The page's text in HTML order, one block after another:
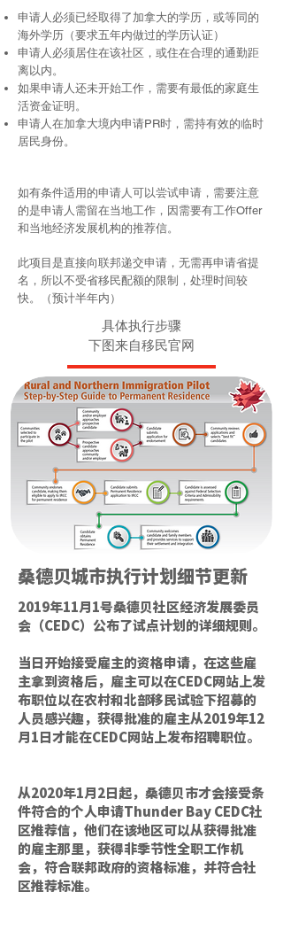
申请人必须已经取得了加拿大的学历，或等同的
海外学历（要求五年内做过的学历认证）
申请人必须居住在该社区，或住在合理的通勤距
离以内。
如果申请人还未开始工作，需要有最低的家庭生
活资金证明。
申请人在加拿大境内申请PR时，需持有效的临时
居民身份。
如有条件适用的申请人可以尝试申请，需要注意
的是申请人需留在当地工作，因需要有工作Offer
和当地经济发展机构的推荐信。
此项目是直接向联邦递交申请，无需再申请省提
名，所以不受省移民配额的限制，处理时间较
快。（预计半年内）
具体执行步骤
下图来自移民官网
​桑德贝城市执行计划细节更新
2019年11月1号桑德贝社区经济发展委员
会（CEDC）公布了试点计划的详细规则。
当日开始接受雇主的资格申请，在这些雇
主拿到资格后，雇主可以在CEDC网站上发
布职位以在农村和北部移民试验下招募的
人员感兴趣，获得批准的雇主从2019年12
月1日才能在CEDC网站上发布招聘职位。
从2020年1月2日起，桑德贝市才会接受条
件符合的个人申请Thunder Bay CEDC社
区推荐信，他们在该地区可以从获得批准
的雇主那里，获得非季节性全职工作机
会，符合联邦政府的资格标准，并符合社
区推荐标准。